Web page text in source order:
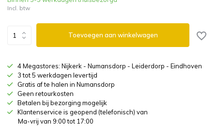
Incl. btw
Toevoegen aan winkelwagen
4 Megastores: Nijkerk - Numansdorp - Leiderdorp - Eindhoven
3 tot 5 werkdagen levertijd
Gratis af te halen in Numansdorp
Geen retourkosten
Betalen bij bezorging mogelijk
Klantenservice is geopend (telefonisch) van
Ma-vrij van 9:00 tot 17:00